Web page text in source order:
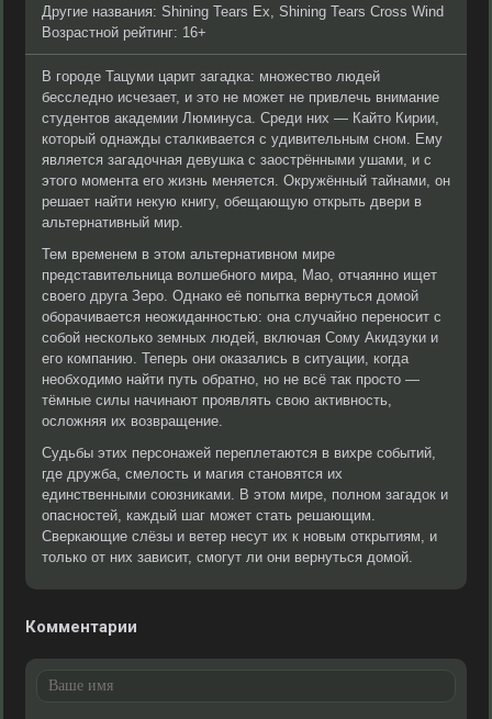
Другие названия: Shining Tears Ex, Shining Tears Cross Wind
Возрастной рейтинг: 16+
В городе Тацуми царит загадка: множество людей
бесследно исчезает, и это не может не привлечь внимание
студентов академии Люминуса. Среди них — Кайто Кирии,
который однажды сталкивается с удивительным сном. Ему
является загадочная девушка с заострёнными ушами, и с
этого момента его жизнь меняется. Окружённый тайнами, он
решает найти некую книгу, обещающую открыть двери в
альтернативный мир.
Тем временем в этом альтернативном мире
представительница волшебного мира, Мао, отчаянно ищет
своего друга Зеро. Однако её попытка вернуться домой
оборачивается неожиданностью: она случайно переносит с
собой несколько земных людей, включая Сому Акидзуки и
его компанию. Теперь они оказались в ситуации, когда
необходимо найти путь обратно, но не всё так просто —
тёмные силы начинают проявлять свою активность,
осложняя их возвращение.
Судьбы этих персонажей переплетаются в вихре событий,
где дружба, смелость и магия становятся их
единственными союзниками. В этом мире, полном загадок и
опасностей, каждый шаг может стать решающим.
Сверкающие слёзы и ветер несут их к новым открытиям, и
только от них зависит, смогут ли они вернуться домой.
Комментарии